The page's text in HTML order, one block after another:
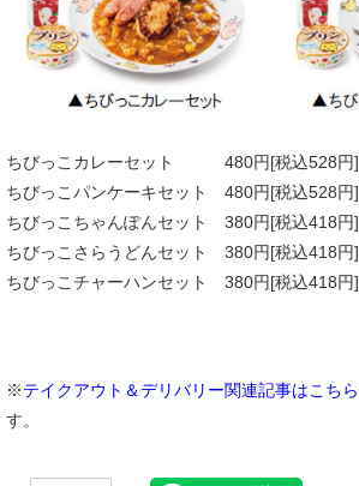
ちびっこカレーセット 480円[税込528円]
ちびっこパンケーキセット 480円[税込528円]
ちびっこちゃんぽんセット 380円[税込418円]
ちびっこさらうどんセット 380円[税込418円]
ちびっこチャーハンセット 380円[税込418円]
※テイクアウト＆デリバリー関連記事はこちら
す。